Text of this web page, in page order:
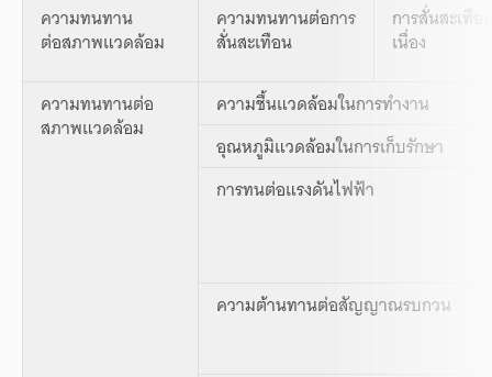
ความทนทาน
ต่อสภาพแวดล้อม
ความทนทานต่อการ
สั่นสะเทือน
การสั่นสะเทื
เนื่อง
ความทนทานต่อ
สภาพแวดล้อม
ความชื้นแวดล้อมในการทำงาน
อุณหภูมิแวดล้อมในการเก็บรักษา
การทนต่อแรงดันไฟฟ้า
ความต้านทานต่อสัญญาณรบกวน